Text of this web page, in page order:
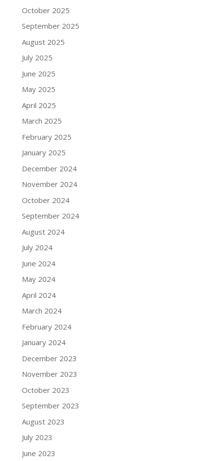
October 2025
September 2025
August 2025
July 2025
June 2025
May 2025
April 2025
March 2025
February 2025
January 2025
December 2024
November 2024
October 2024
September 2024
August 2024
July 2024
June 2024
May 2024
April 2024
March 2024
February 2024
January 2024
December 2023
November 2023
October 2023
September 2023
August 2023
July 2023
June 2023